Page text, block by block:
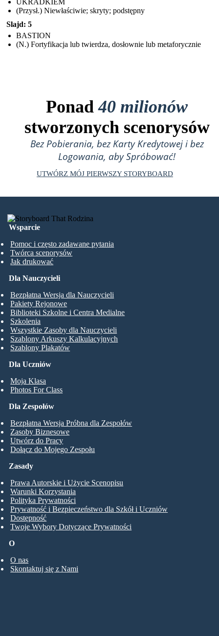
(Przysł.) Niewłaściwie; skryty; podstępny
Slajd: 5
BASTION
(N.) Fortyfikacja lub twierdza, dosłownie lub metaforycznie
Ponad40 milionów
stworzonych scenorysów
Bez Pobierania, bez Karty Kredytowej i bez
Logowania, aby Spróbować!
UTWÓRZ MÓJ PIERWSZY STORYBOARD
Wsparcie
Pomoc i często zadawane pytania
Twórca scenorysów
Jak drukować
Dla Uczniów
Moja Klasa
Photos For Class
Dla Nauczycieli
Bezpłatna Wersja dla Nauczycieli
Pakiety Rejonowe
Biblioteki Szkolne i Centra Medialne
Szkolenia
Wszystkie Zasoby dla Nauczycieli
Szablony Arkuszy Kalkulacyjnych
Szablony Plakatów
Dla Zespołów
Bezpłatna Wersja Próbna dla Zespołów
Zasoby Biznesowe
Utwórz do Pracy
Dołącz do Mojego Zespołu
O
O nas
Skontaktuj się z Nami
Zasady
Prawa Autorskie i Użycie Scenopisu
Warunki Korzystania
Polityka Prywatności
Prywatność i Bezpieczeństwo dla Szkół i Uczniów
Dostępność
Twoje Wybory Dotyczące Prywatności